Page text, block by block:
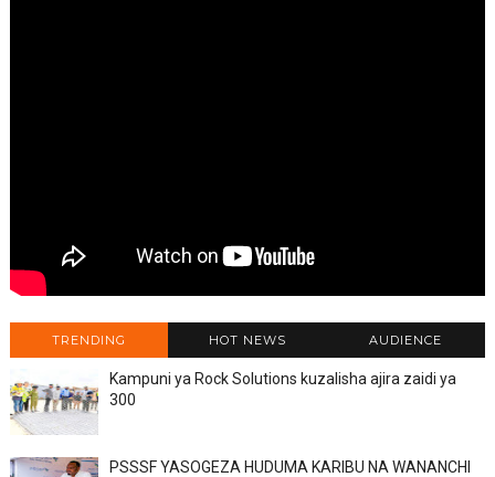
TRENDING HOT NEWS AUDIENCE
Kampuni ya Rock Solutions kuzalisha ajira zaidi ya
300
PSSSF YASOGEZA HUDUMA KARIBU NA WANANCHI